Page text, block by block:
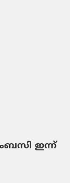
ഇന്ന്